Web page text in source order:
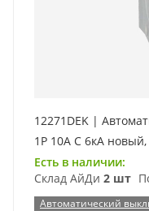
12271DEK |
1P 10А C 6кА
Есть в наличии:
Склад АйДи 2 шт
Автоматический